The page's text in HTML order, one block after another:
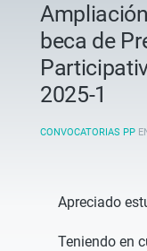
beca de
2025-1
CONVOCATORIAS PP
Apreciado
Teniendo en